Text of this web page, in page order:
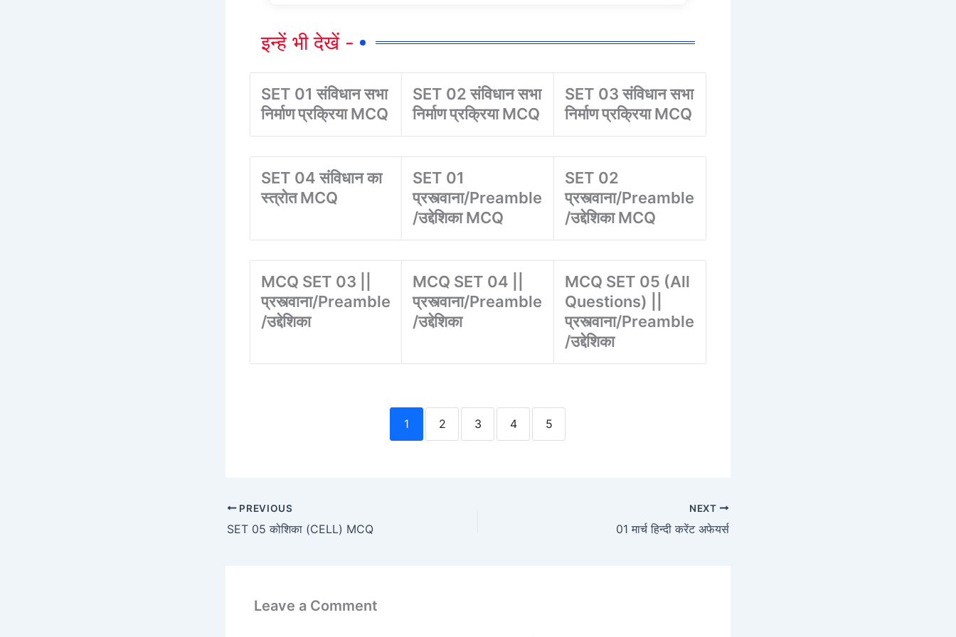
इन्हें भी देखें -
SET 01 संविधान सभा
निर्माण प्रक्रिया MCQ
SET 02 संविधान सभा
निर्माण प्रक्रिया MCQ
SET 03 संविधान सभा
निर्माण प्रक्रिया MCQ
SET 04 संविधान का
स्त्रोत MCQ
SET 01
प्रस्त्वाना/Preamble
/उद्देशिका MCQ
SET 02
प्रस्त्वाना/Preamble
/उद्देशिका MCQ
MCQ SET 03 ||
प्रस्त्वाना/Preamble
/उद्देशिका
MCQ SET 04 ||
प्रस्त्वाना/Preamble
/उद्देशिका
MCQ SET 05 (All
Questions) ||
प्रस्त्वाना/Preamble
/उद्देशिका
1 2 3 4 5
PREVIOUS
SET 05 कोशिका (CELL) MCQ
NEXT
01 मार्च हिन्दी करेंट अफेयर्स
Leave a Comment